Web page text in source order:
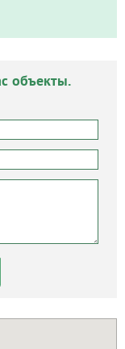
объекты.